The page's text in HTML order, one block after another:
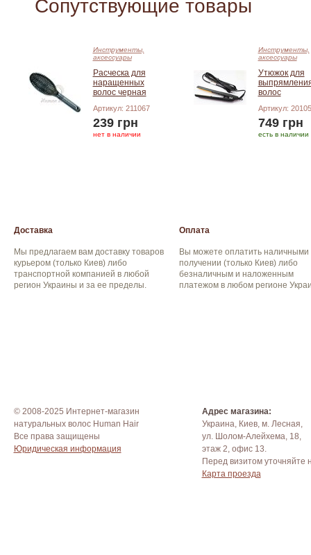
Сопутствующие товары
Инструменты,
аксессуары
Расческа для
наращенных
волос черная
Артикул: 211067
239 грн
нет в наличии
Инструменты,
аксессуары
Утюжок для
волос
Артикул:
749 грн
есть в наличии
Доставка
Мы предлагаем вам доставку товаров
курьером (только Киев) либо
транспортной компанией в любой
регион Украины и за ее пределы.
Оплата
Вы можете оплатить наличными
получении (только Киев) либо
безналичным и наложенным
платежом в любом регионе
© 2008-2025 Интернет-магазин
натуральных волос Human Hair
Все права защищены
Юридическая информация
Адрес магазина:
Украина, Киев, м. Лесная,
ул. Шолом-Алейхема, 18,
этаж 2, офис 13.
Перед визитом уточняйте
Карта проезда